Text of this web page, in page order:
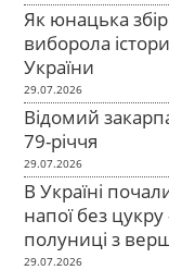
Як юнацька
виборола
України
29.07.2026
Відомий
79-річчя
29.07.2026
В Україні
напої без
полуниці з
29.07.2026